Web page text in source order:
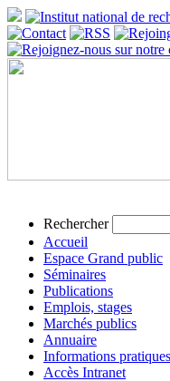
Rechercher
Accueil
Espace Grand public
Séminaires
Publications
Emplois, stages
Marchés publics
Annuaire
Informations pratiques
Accès Intranet